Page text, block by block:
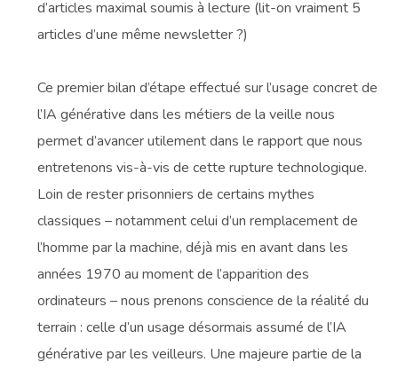
d’articles maximal soumis à lecture (lit-on vraiment 5
articles d’une même newsletter ?)
Ce premier bilan d’étape effectué sur l’usage concret de
l’IA générative dans les métiers de la veille nous
permet d’avancer utilement dans le rapport que nous
entretenons vis-à-vis de cette rupture technologique.
Loin de rester prisonniers de certains mythes
classiques – notamment celui d’un remplacement de
l’homme par la machine, déjà mis en avant dans les
années 1970 au moment de l’apparition des
ordinateurs – nous prenons conscience de la réalité du
terrain : celle d’un usage désormais assumé de l’IA
générative par les veilleurs. Une majeure partie de la